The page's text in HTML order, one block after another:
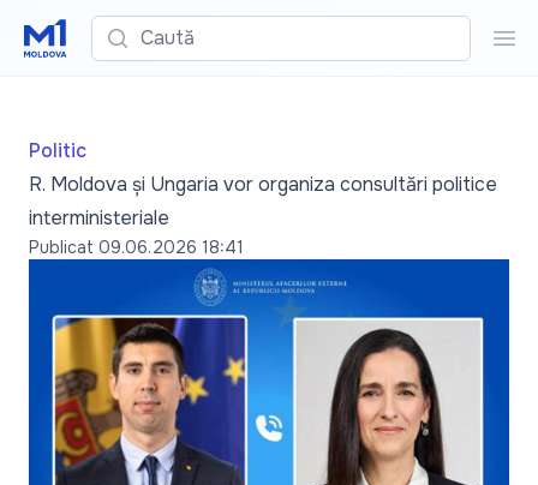
Caută
Politic
R. Moldova și Ungaria vor organiza consultări politice
interministeriale
Publicat 09.06.2026 18:41